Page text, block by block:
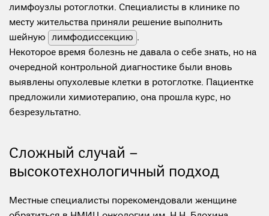
лимфоузлы ротоглотки. Специалисты в клинике по
месту жительства приняли решение выполнить
шейную лимфодиссекцию .
Некоторое время болезнь не давала о себе знать, но на
очередной контрольной диагностике были вновь
выявлены опухолевые клетки в ротоглотке. Пациентке
предложили химиотерапию, она прошла курс, но
безрезультатно.
Сложный случай –
высокотехнологичный подход
Местные специалисты порекомендовали женщине